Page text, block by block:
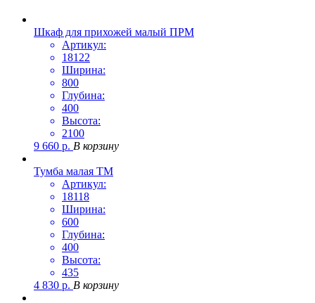
Шкаф для прихожей малый ПРМ
Артикул:
18122
Ширина:
800
Глубина:
400
Высота:
2100
9 660 р. В корзину
Тумба малая ТМ
Артикул:
18118
Ширина:
600
Глубина:
400
Высота:
435
4 830 р. В корзину